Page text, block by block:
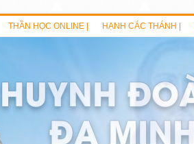
THẦN HỌC ONLINE | HẠNH CÁC THÁNH |